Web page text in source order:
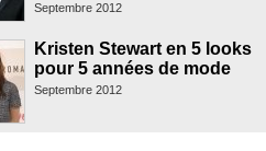
Septembre 2012
Kristen Stewart en 5 looks
pour 5 années de mode
Septembre 2012